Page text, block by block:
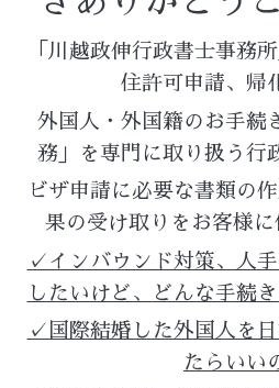
「川越政伸行政書士事務
住許可申請、帰
外国人・外国籍のお手続
務」を専門に取り扱う行
ビザ申請に必要な書類の
果の受け取りをお客様
✓インバウンド対策、人
したいけど、
どんな手続
✓国際結婚した外国人を
たらいい